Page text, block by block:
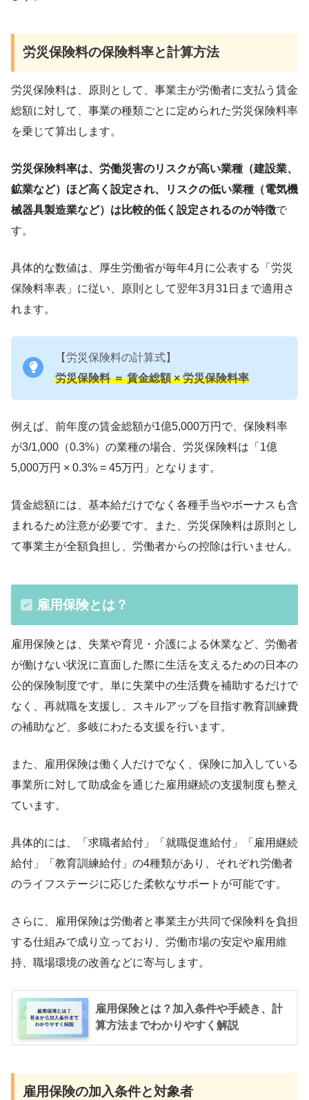
労災保険料の保険料率と計算方法
労災保険料は、原則として、事業主が労働者に支払う賃金
総額に対して、事業の種類ごとに定められた労災保険料率
を乗じて算出します。
労災保険料率は、労働災害のリスクが高い業種（建設業、
鉱業など）ほど高く設定され、リスクの低い業種（電気機
械器具製造業など）は比較的低く設定されるのが特徴で
す。
具体的な数値は、厚生労働省が毎年4月に公表する「労災
保険料率表」に従い、原則として翌年3月31日まで適用さ
れます。
【労災保険料の計算式】
労災保険料 ＝ 賃金総額 × 労災保険料率
例えば、前年度の賃金総額が1億5,000万円で、保険料率
が3/1,000（0.3%）の業種の場合、労災保険料は「1億
5,000万円 × 0.3% = 45万円」となります。
賃金総額には、基本給だけでなく各種手当やボーナスも含
まれるため注意が必要です。また、労災保険料は原則とし
て事業主が全額負担し、労働者からの控除は行いません。
雇用保険とは？
雇用保険とは、失業や育児・介護による休業など、労働者
が働けない状況に直面した際に生活を支えるための日本の
公的保険制度です。単に失業中の生活費を補助するだけで
なく、再就職を支援し、スキルアップを目指す教育訓練費
の補助など、多岐にわたる支援を行います。
また、雇用保険は働く人だけでなく、保険に加入している
事業所に対して助成金を通じた雇用継続の支援制度も整え
ています。
具体的には、「求職者給付」「就職促進給付」「雇用継続
給付」「教育訓練給付」の4種類があり、それぞれ労働者
のライフステージに応じた柔軟なサポートが可能です。
さらに、雇用保険は労働者と事業主が共同で保険料を負担
する仕組みで成り立っており、労働市場の安定や雇用維
持、職場環境の改善などに寄与します。
雇用保険とは？加入条件や手続き、計
算方法までわかりやすく解説
雇用保険の加入条件と対象者